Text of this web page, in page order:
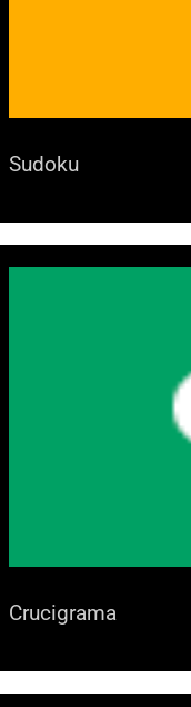
Sudoku
Crucigrama